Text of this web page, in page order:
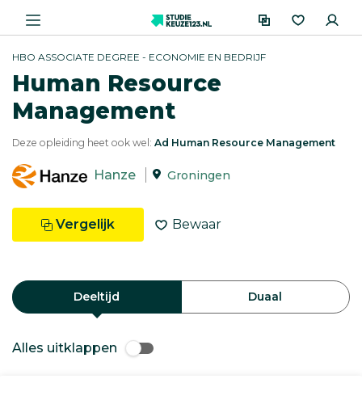
HBO ASSOCIATE DEGREE - ECONOMIE EN BEDRIJF
Human Resource
Management
Deze opleiding heet ook wel: Ad Human Resource Management
Hanze Groningen
Vergelijk Bewaar
Deeltijd Duaal
Alles uitklappen